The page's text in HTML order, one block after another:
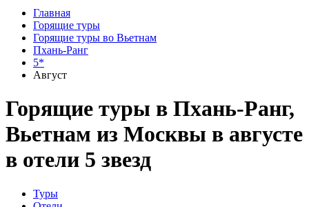
Главная
Горящие туры
Горящие туры во Вьетнам
Пхань-Ранг
5*
Август
Горящие туры в Пхань-Ранг,
Вьетнам из Москвы в августе
в отели 5 звезд
Туры